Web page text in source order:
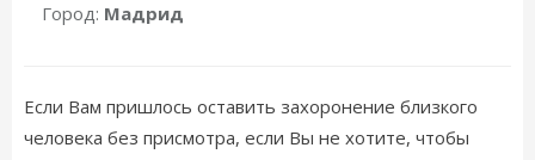
Город: Мадрид
Если Вам пришлось оставить захоронение близкого
человека без присмотра, если Вы не хотите, чтобы